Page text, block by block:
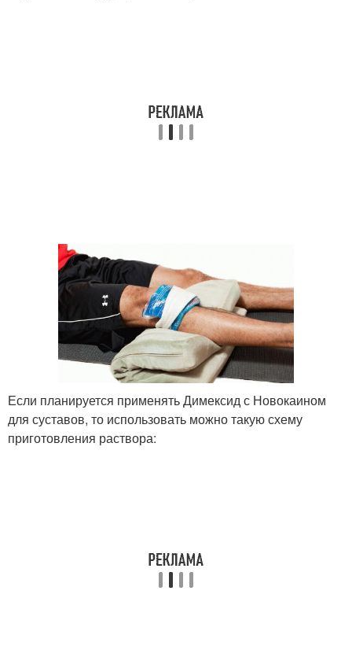
Если планируется применять Димексид с Новокаином
для суставов, то использовать можно такую схему
приготовления раствора: